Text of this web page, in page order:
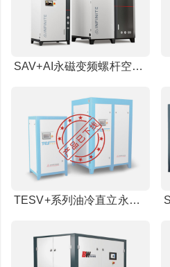
SAV+AI永磁变频螺杆空压机(IE5电机)
TESV+系列油冷直立永磁变频螺杆空压机